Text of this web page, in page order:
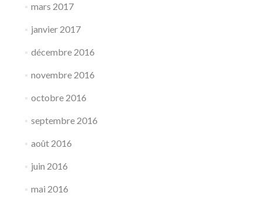
mars 2017
janvier 2017
décembre 2016
novembre 2016
octobre 2016
septembre 2016
août 2016
juin 2016
mai 2016